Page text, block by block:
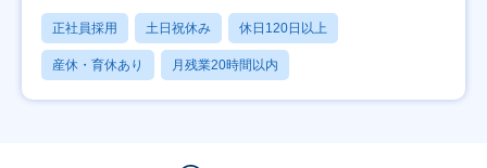
正社員採用 土日祝休み 休日120日以上
産休・育休あり 月残業20時間以内